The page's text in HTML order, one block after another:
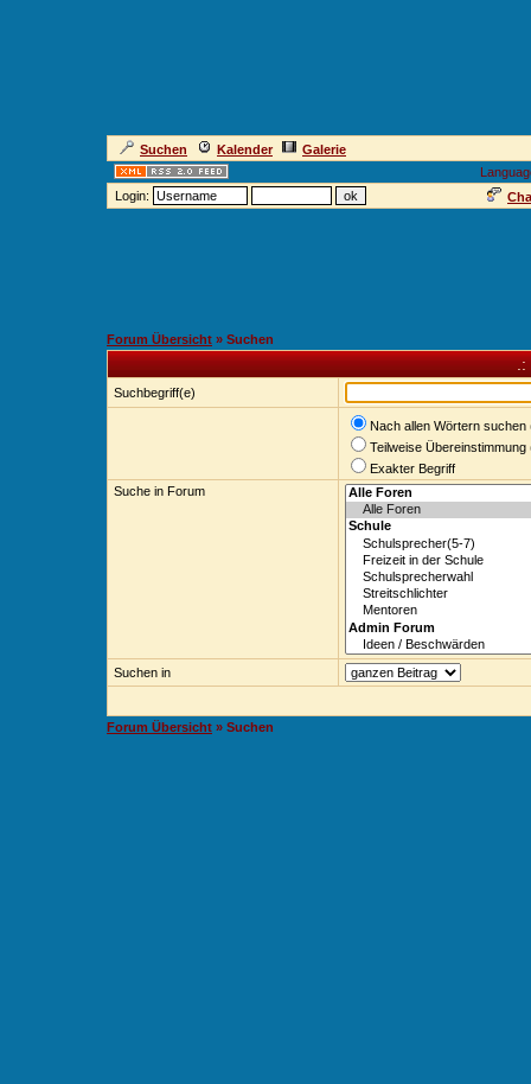
Suchen Kalender
Galerie
Login:
Forum Übersicht » Suchen
.:
Suchbegriff(e)
Nach allen Wörtern suchen
Teilweise Übereinstimmung
Exakter Begriff
Suche in Forum
Suchen in
Forum Übersicht » Suchen